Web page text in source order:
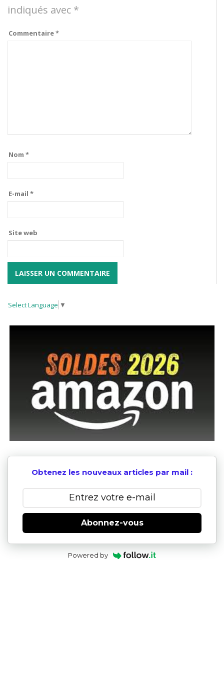
indiqués avec *
Commentaire*
Nom *
E-mail *
Site web
Select Language ▼
Obtenez les nouveaux articles par mail :
Abonnez-vous
Powered by